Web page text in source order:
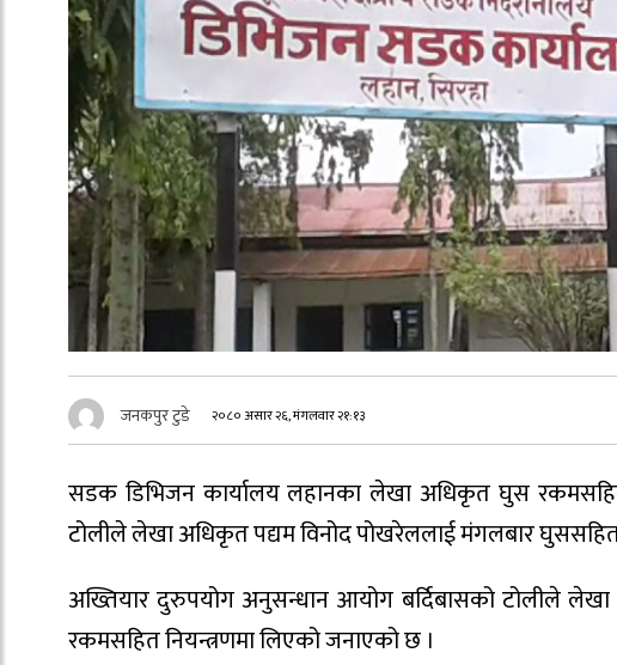
जनकपुर टुडे २०८० असार २६, मंगलवार २१:१३
सडक डिभिजन कार्यालय लहानका लेखा अधिकृत घुस
टोलीले लेखा अधिकृत पद्यम विनोद पोखरेललाई मंगलबार घुससहित
अख्तियार दुरुपयोग अनुसन्धान आयोग बर्दिबासको टोलीले
रकमसहित नियन्त्रणमा लिएको जनाएको छ ।